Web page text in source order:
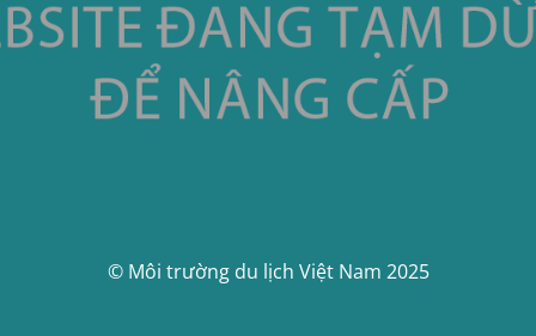
© Môi trường du lịch Việt Nam 2025